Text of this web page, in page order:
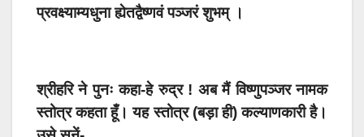
प्रवक्ष्याम्यधुना ह्येतद्वैष्णवं पञ्जरं शुभम् ।
श्रीहरि ने पुनः कहा-हे रुद्र ! अब मैं विष्णुपञ्जर नामक
स्तोत्र कहता हूँ। यह स्तोत्र (बड़ा ही) कल्याणकारी है।